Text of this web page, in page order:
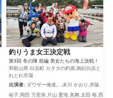
釣りうま女王決定戦
第3回 冬の陣 前編 美女たちの海上決戦！
和歌山県 白浜町 カタタの釣堀,南紀白浜と
れとれ市場
出演者: ダウザー俺達。,末川 かおり,井阪
祐子,岡田 万里奈,片山 愛海,美舞,太田 唯,西